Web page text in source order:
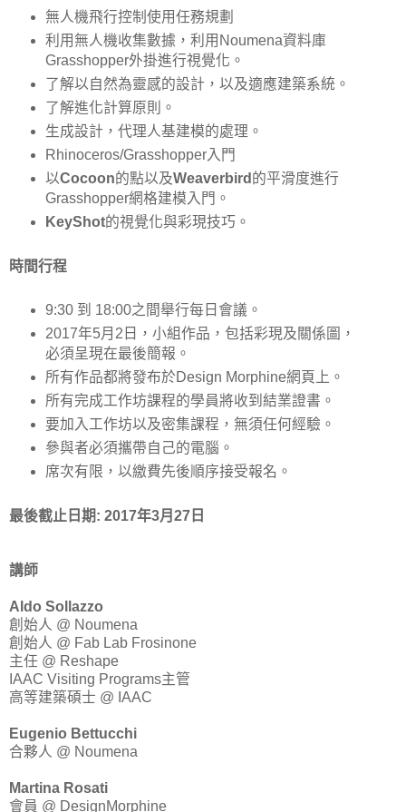
無人機飛行控制使用任務規劃
利用無人機收集數據，利用Noumena資料庫
Grasshopper外掛進行視覺化。
了解以自然為靈感的設計，以及適應建築系統。
了解進化計算原則。
生成設計，代理人基建模的處理。
Rhinoceros/Grasshopper入門
以Cocoon的點以及Weaverbird 的平滑度進行
Grasshopper網格建模入門。
KeyShot的視覺化與彩現技巧。
時間行程
9:30 到 18:00之間舉行每日會議。
2017年5月2日，小組作品，包括彩現及關係圖，
必須呈現在最後簡報。
所有作品都將發布於Design Morphine網頁上。
所有完成工作坊課程的學員將收到結業證書。
要加入工作坊以及密集課程，無須任何經驗。
參與者必須攜帶自己的電腦。
席次有限，以繳費先後順序接受報名。
最後截止日期: 2017年3月27日
講師
Aldo Sollazzo
創始人 @ Noumena
創始人 @ Fab Lab Frosinone
主任 @ Reshape
IAAC Visiting Programs主管
高等建築碩士 @ IAAC
Eugenio Bettucchi
合夥人 @ Noumena
Martina Rosati
會員 @ DesignMorphine